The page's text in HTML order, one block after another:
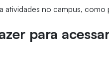
atividades no campus, como
para